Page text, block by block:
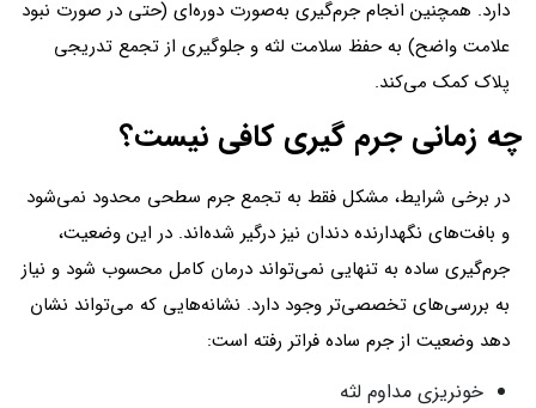
دارد. همچنین انجام جرم‌گیری به‌صورت دوره‌ای (حتی در صورت نبود
علامت واضح) به حفظ سلامت لثه و جلوگیری از تجمع تدریجی
پلاک کمک می‌کند.
چه زمانی جرم گیری کافی نیست؟
در برخی شرایط، مشکل فقط به تجمع جرم سطحی محدود نمی‌شود
و بافت‌های نگهدارنده دندان نیز درگیر شده‌اند. در این وضعیت،
جرم‌گیری ساده به تنهایی نمی‌تواند درمان کامل محسوب شود و نیاز
به بررسی‌های تخصصی‌تر وجود دارد. نشانه‌هایی که می‌تواند نشان
دهد وضعیت از جرم ساده فراتر رفته است:
خونریزی مداوم لثه